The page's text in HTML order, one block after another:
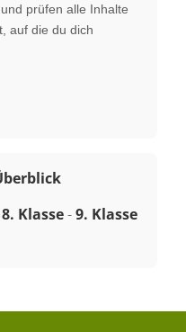
prüfen alle Inhalte
auf die du dich
8. Klasse-9. Klasse